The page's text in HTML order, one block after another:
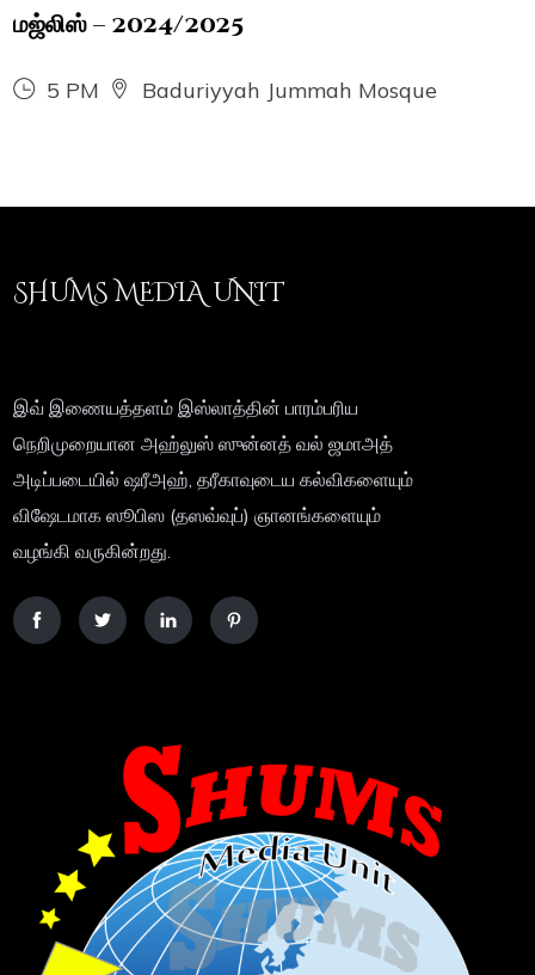
மஜ்லிஸ் – 2024/2025
5 PM Baduriyyah Jummah Mosque
SHUMS MEDIA UNIT
இவ் இணையத்தளம் இஸ்லாத்தின் பாரம்பரிய
நெறிமுறையான அஹ்லுஸ் ஸுன்னத் வல் ஜமாஅத்
அடிப்படையில் ஷரீஅஹ், தரீகாவுடைய கல்விகளையும்
விஷேடமாக ஸூபிஸ (தஸவ்வுப்) ஞானங்களையும்
வழங்கி வருகின்றது.